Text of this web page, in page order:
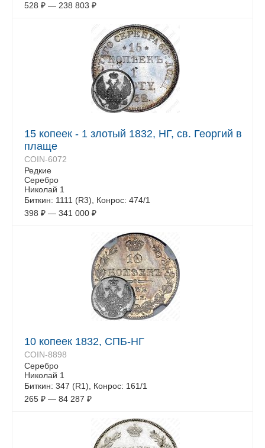
528 ₽ — 238 803 ₽
15 копеек - 1 злотый 1832, НГ, св. Георгий в
плаще
COIN-6072
Редкие
Серебро
Николай 1
Биткин: 1111 (R3), Конрос: 474/1
398 ₽ — 341 000 ₽
10 копеек 1832, СПБ-НГ
COIN-8898
Серебро
Николай 1
Биткин: 347 (R1), Конрос: 161/1
265 ₽ — 84 287 ₽